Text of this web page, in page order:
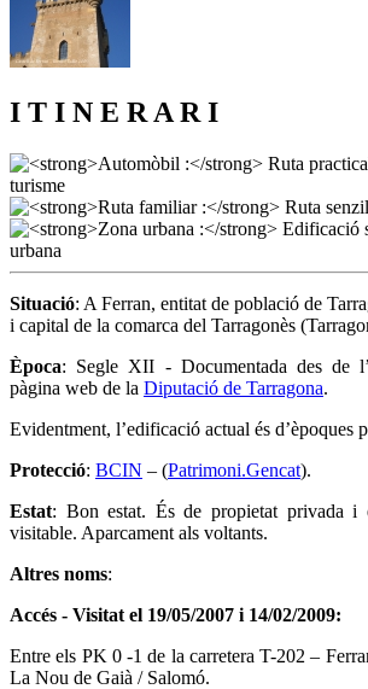
I T I N E R A R I
Situació: A Ferran, entitat de població de
i capital de la comarca del Tarragonès
Època: Segle XII - Documentada des de
pàgina web de la Diputació de Tarragona.
Evidentment, l’edificació actual és d’èpoques
Protecció: BCIN – (Patrimoni.Gencat).
Estat: Bon estat. És de propietat privada i
visitable. Aparcament als voltants.
Altres noms:
Accés - Visitat el 19/05/2007 i 14/02/2009:
Entre els PK 0 -1 de la carretera T-202 –
La Nou de Gaià / Salomó.